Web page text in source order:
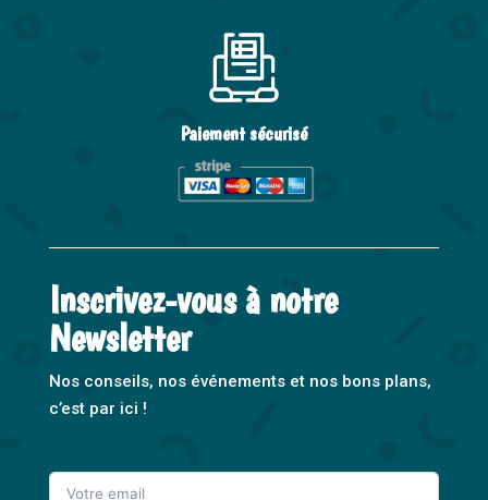
Paiement sécurisé
Inscrivez-vous à notre
Newsletter
Nos conseils, nos événements et nos bons plans,
c’est par ici !